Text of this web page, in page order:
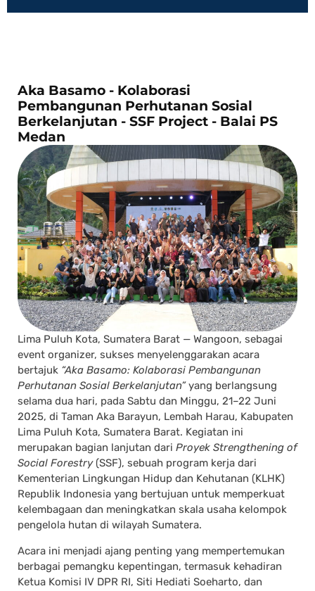
Aka Basamo - Kolaborasi
Pembangunan Perhutanan Sosial
Berkelanjutan - SSF Project - Balai PS
Medan
Lima Puluh Kota, Sumatera Barat — Wangoon, sebagai
event organizer, sukses menyelenggarakan acara
bertajuk “Aka Basamo: Kolaborasi Pembangunan
Perhutanan Sosial Berkelanjutan”yang berlangsung
selama dua hari, pada Sabtu dan Minggu, 21–22 Juni
2025, di Taman Aka Barayun, Lembah Harau, Kabupaten
Lima Puluh Kota, Sumatera Barat. Kegiatan ini
merupakan bagian lanjutan dari Proyek Strengthening of
Social Forestry(SSF), sebuah program kerja dari
Kementerian Lingkungan Hidup dan Kehutanan (KLHK)
Republik Indonesia yang bertujuan untuk memperkuat
kelembagaan dan meningkatkan skala usaha kelompok
pengelola hutan di wilayah Sumatera.
Acara ini menjadi ajang penting yang mempertemukan
berbagai pemangku kepentingan, termasuk kehadiran
Ketua Komisi IV DPR RI, Siti Hediati Soeharto, dan